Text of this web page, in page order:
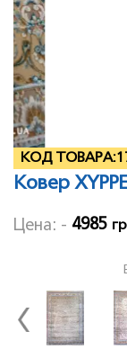
КОД ТОВАРА:
Ковер
Цена: - 4985